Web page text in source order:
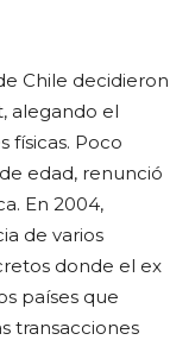
Chile decidieron
alegando el
físicas. Poco
edad, renunció
En 2004,
de varios
donde el ex
países que
transacciones